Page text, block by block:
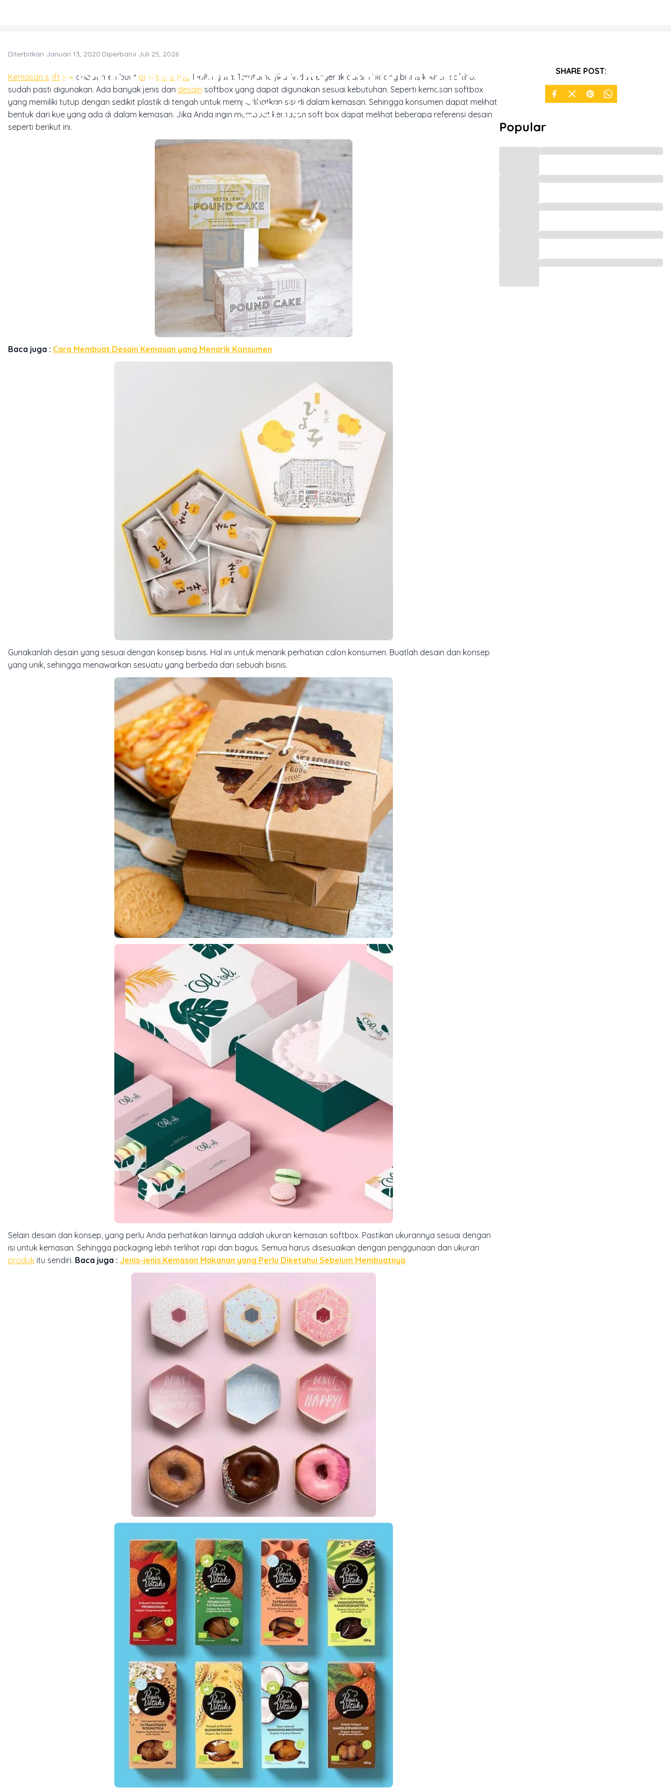
Desain Kemasan Softbox untuk Inspirasi
Bisnis
Diterbitkan Januari 13, 2020·Diperbarui Juli 25, 2026
Kemasan softbox dapat membuat bisnis menjadi lebih nyata. Terutama jika Anda bergerak dalam bidang bisnis kuliner, softbox
sudah pasti digunakan. Ada banyak jenis dan desain softbox yang dapat digunakan sesuai kebutuhan. Seperti kemasan softbox
yang memiliki tutup dengan sedikit plastik di tengah untuk memperlihatkan sisi di dalam kemasan. Sehingga konsumen dapat melihat
bentuk dari kue yang ada di dalam kemasan. Jika Anda ingin membuat kemasan soft box dapat melihat beberapa referensi desain
seperti berikut ini.
Baca juga : Cara Membuat Desain Kemasan yang Menarik Konsumen
Gunakanlah desain yang sesuai dengan konsep bisnis. Hal ini untuk menarik perhatian calon konsumen. Buatlah desain dan konsep
yang unik, sehingga menawarkan sesuatu yang berbeda dari sebuah bisnis.
Selain desain dan konsep, yang perlu Anda perhatikan lainnya adalah ukuran kemasan softbox. Pastikan ukurannya sesuai dengan
isi untuk kemasan. Sehingga packaging lebih terlihat rapi dan bagus. Semua harus disesuaikan dengan penggunaan dan ukuran
produk itu sendiri. Baca juga : Jenis-jenis Kemasan Makanan yang Perlu Diketahui Sebelum Membuatnya
SHARE POST:
Popular